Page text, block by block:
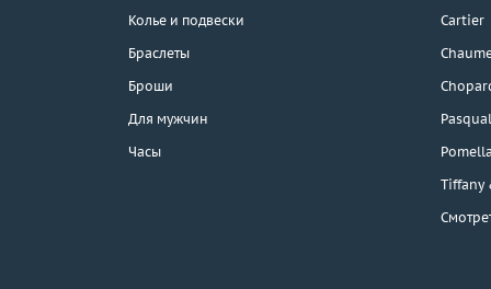
Колье и подвески
Браслеты
Броши
Для мужчин
Часы
Cartier
Tiffany